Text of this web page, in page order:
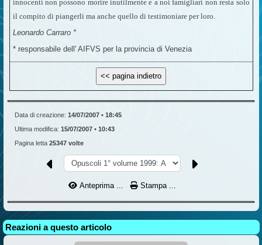
innocenti non possono morire inutilmente e a noi famigliari non resta solo
il compito di piangerli ma anche quello di testimoniare per loro.
Leonardo Carraro *
* responsabile dell' AIFVS per la provincia di Venezia
Data di creazione: 14/07/2007 • 18:45
Ultima modifica: 15/07/2007 • 10:43
Pagina letta 25347 volte
Anteprima ... Stampa ...
Reazioni a questo articolo